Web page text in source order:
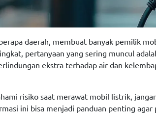
daerah, membuat banyak pemilik
pertanyaan yang sering muncul
ekstra terhadap air dan
risiko saat merawat mobil listrik,
ini bisa menjadi panduan penting